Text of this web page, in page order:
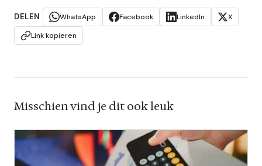
DELEN WhatsApp Facebook LinkedIn
X
Link kopieren
Misschien vind je dit ook leuk